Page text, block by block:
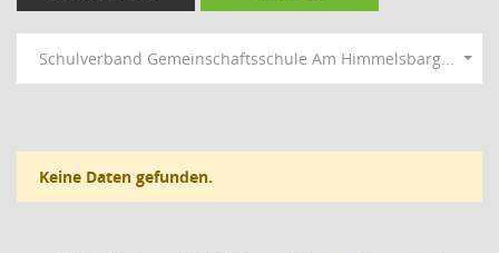
Schulverband Gemeinschaftsschule Am Himmelsbarg...
Keine Daten gefunden.